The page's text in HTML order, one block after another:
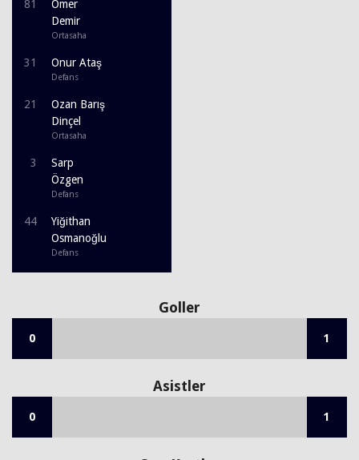
81
Ömer
Demir
Ortasaha
31 Onur Ataş
Defans
21
Ozan Barış
Dinçel
Ortasaha
3
Sarp
Özgen
Defans
44
Yiğithan
Osmanoğlu
Defans
Goller
0 1
Asistler
0 1